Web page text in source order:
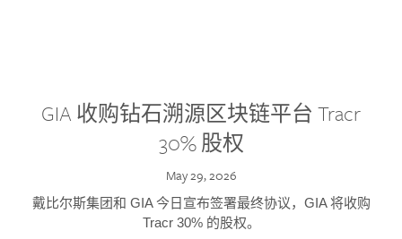
GIA 收购钻石溯源区块链平台 Tracr
30% 股权
May 29, 2026
戴比尔斯集团和 GIA 今日宣布签署最终协议，GIA 将收购
Tracr 30% 的股权。